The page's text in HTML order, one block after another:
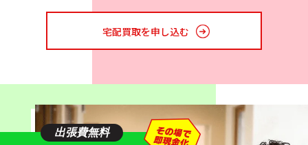
リーン・ロゼ
ポラダ
ポルトローナ・フラウ
バクスター
しい木材を使った家具が印象的で、多くの人に愛されて
います。レトロを志向するデザインの高級家具は、素材
宅配買取を申し込む
出張費無料